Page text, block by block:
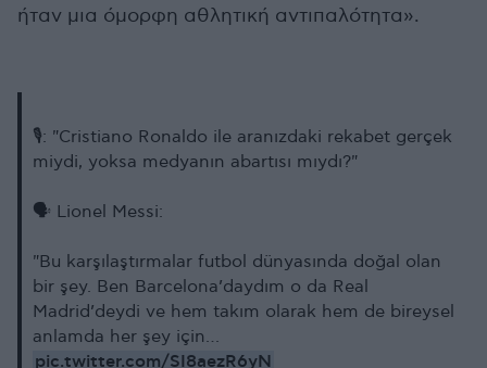
ήταν μια όμορφη αθλητική αντιπαλότητα».
🎙️: "Cristiano Ronaldo ile aranızdaki rekabet gerçek
miydi, yoksa medyanın abartısı mıydı?"
🗣️ Lionel Messi:
"Bu karşılaştırmalar futbol dünyasında doğal olan
bir şey. Ben Barcelona’daydım o da Real
Madrid’deydi ve hem takım olarak hem de bireysel
anlamda her şey için…
pic.twitter.com/SI8aezR6yN